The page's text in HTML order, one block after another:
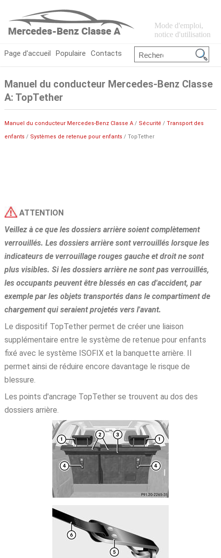
Mode d'emploi,
notice d'utilisation
Page d'accueil Populaire Contacts
Manuel du conducteur Mercedes-Benz Classe
A: TopTether
Manuel du conducteur Mercedes-Benz Classe A/ Sécurité / Transport des
enfants / Systèmes de retenue pour enfants / TopTether
ATTENTION
Veillez à ce que les dossiers arrière soient complètement
verrouillés. Les dossiers arrière sont verrouillés lorsque les
indicateurs de verrouillage rouges gauche et droit ne sont
plus visibles. Si les dossiers arrière ne sont pas verrouillés,
les occupants peuvent être blessés en cas d'accident, par
exemple par les objets transportés dans le compartiment de
chargement qui seraient projetés vers l'avant.
Le dispositif TopTether permet de créer une liaison
supplémentaire entre le système de retenue pour enfants
fixé avec le système ISOFIX et la banquette arrière. Il
permet ainsi de réduire encore davantage le risque de
blessure.
Les points d'ancrage TopTether se trouvent au dos des
dossiers arrière.